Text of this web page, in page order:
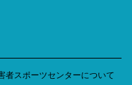
者スポーツセンターについて